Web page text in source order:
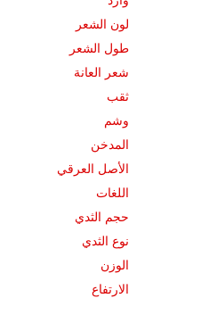
لون الشعر
طول الشعر
شعر العانة
ثقب
وشم
المدخن
الأصل العرقي
اللغات
حجم الثدي
نوع الثدي
الوزن
الارتفاع